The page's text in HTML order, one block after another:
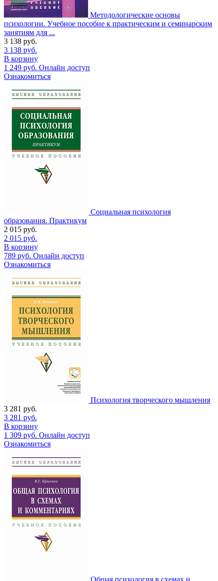
Методологические основы
психологии. Учебное пособие к практическим и семинарским
занятиям для ...
3 138 руб.
3 138 руб.
В корзину
1 249 руб. Онлайн доступ
Ознакомиться
Социальная психология
образования. Практикум
2 015 руб.
2 015 руб.
В корзину
789 руб. Онлайн доступ
Ознакомиться
Психология творческого мышления
3 281 руб.
3 281 руб.
В корзину
1 309 руб. Онлайн доступ
Ознакомиться
Общая психология в схемах и